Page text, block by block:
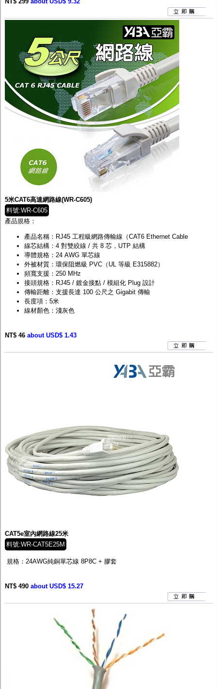
5米CAT6高速網路線(WR-C605)
料號:WR-C605
產品規格：
產品名稱：RJ45 工程級網路傳輸線（CAT6 Ethernet Cable
線芯結構：4 對雙絞線 / 共 8 芯，UTP 結構
導體規格：24 AWG 單芯線
外被材質：環保阻燃級 PVC（UL 等級 E315882）
頻寬支援：250 MHz
接頭規格：RJ45 / 鍍金接點 / 模組化 Plug 設計
傳輸距離：支援長達 100 公尺之 Gigabit 傳輸
長度項：5米
線材顏色：淺灰色
NT$ 46 about USD$ 1.43
CAT5e室內網路線25米
料號:WR-CAT5E25M
規格：24AWG純銅單芯線 8P8C + 膠套
NT$ 490 about USD$ 15.27